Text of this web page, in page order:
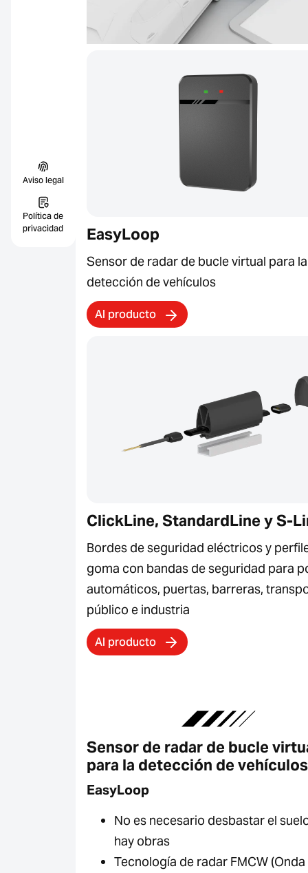
Aviso legal
Política de
privacidad
EasyLoop
Sensor de radar de bucle virtual para la
detección de vehículos
Al producto
ClickLine, StandardLine y S-
Bordes de seguridad eléctricos y
goma con bandas de seguridad para
automáticos, puertas, barreras,
público e industria
Al producto
Sensor de radar de bucle
para la detección de vehículos
EasyLoop
No es necesario desbastar el
hay obras
Tecnología de radar FMCW (Onda